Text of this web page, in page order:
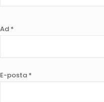
Ad *
E-posta *